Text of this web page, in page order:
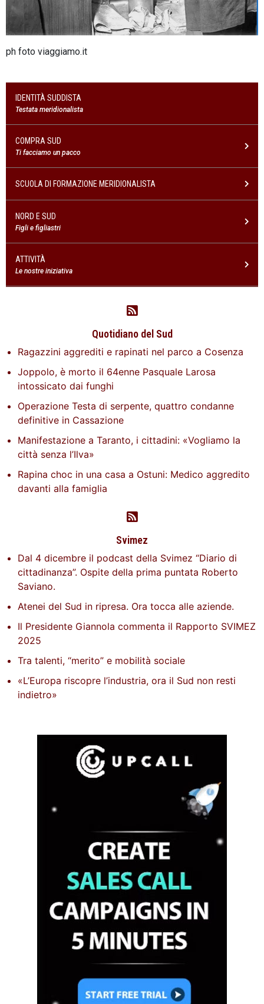
IDENTITÀ SUDDISTA
Testata meridionalista
COMPRA SUD
Ti facciamo un pacco
SCUOLA DI FORMAZIONE MERIDIONALISTA
NORD E SUD
Figli e figliastri
ATTIVITÀ
Le nostre iniziativa
Quotidiano del Sud
Ragazzini aggrediti e rapinati nel parco a Cosenza
Joppolo, è morto il 64enne Pasquale Larosa
intossicato dai funghi
Operazione Testa di serpente, quattro condanne
definitive in Cassazione
Manifestazione a Taranto, i cittadini: «Vogliamo la
città senza l’Ilva»
Rapina choc in una casa a Ostuni: Medico aggredito
davanti alla famiglia
Svimez
Dal 4 dicembre il podcast della Svimez “Diario di
cittadinanza”. Ospite della prima puntata Roberto
Saviano.
Atenei del Sud in ripresa. Ora tocca alle aziende.
Il Presidente Giannola commenta il Rapporto SVIMEZ
2025
Tra talenti, “merito” e mobilità sociale
«L’Europa riscopre l’industria, ora il Sud non resti
indietro»
ph foto viaggiamo.it